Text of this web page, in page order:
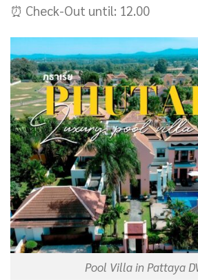
⏰ Check-Out until: 12.00
Pool Villa in Pattaya